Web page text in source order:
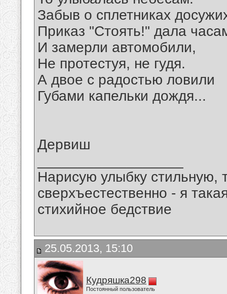
Забыв о сплетниках
Приказ "Стоять!" дала
И замерли автомобили,
Не протестуя, не гудя.
А двое с радостью ловили
Губами капельки дождя...
Дервиш
Нарисую улыбку стильную,
сверхъестественно - я
стихийное бедствие
25.05.2013, 15:10
Кудряшка298
Постоянный пользователь